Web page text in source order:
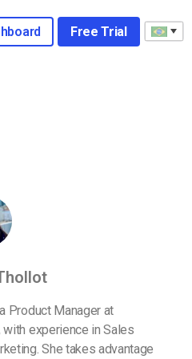
Free Trial
Product Manager at
with experience in Sales
She takes advantage